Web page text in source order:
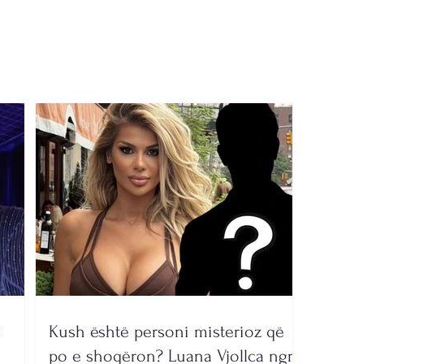
Kush është personi misterioz që
po e shoqëron? Luana Vjollca ngre